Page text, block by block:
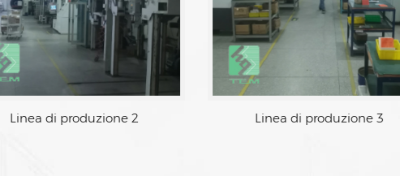
Linea di produzione 1 Linea di produzione 2